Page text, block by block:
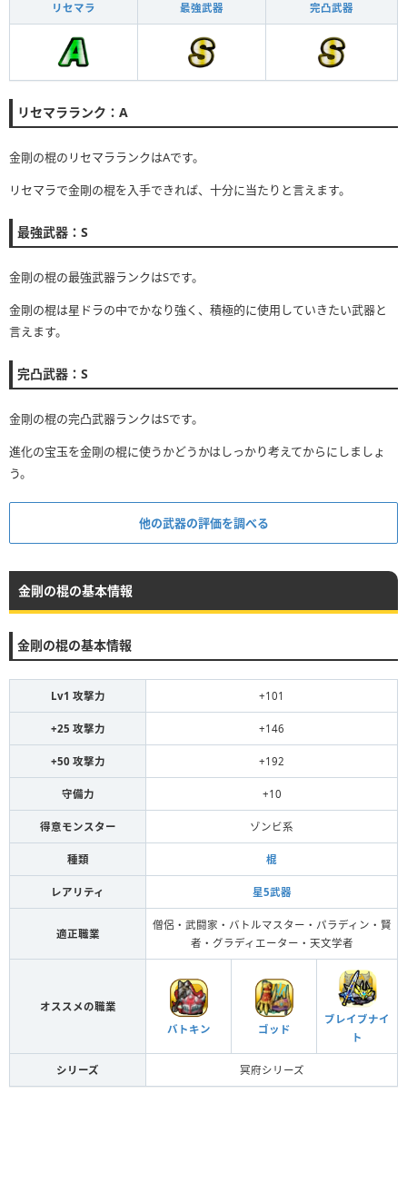
リセマラ 最強武器 完凸武器
リセマラランク：A
金剛の棍のリセマラランクはAです。
リセマラで金剛の棍を入手できれば、十分に当たりと言えます。
最強武器：S
金剛の棍の最強武器ランクはSです。
金剛の棍は星ドラの中でかなり強く、積極的に使用していきたい武器と
言えます。
完凸武器：S
金剛の棍の完凸武器ランクはSです。
進化の宝玉を金剛の棍に使うかどうかはしっかり考えてからにしましょ
う。
他の武器の評価を調べる
金剛の棍の基本情報
金剛の棍の基本情報
Lv1 攻撃力 +101
+25 攻撃力 +146
+50 攻撃力 +192
守備力 +10
得意モンスター ゾンビ系
種類 棍
レアリティ 星5武器
適正職業
僧侶・武闘家・バトルマスター・パラディン・賢
者・グラディエーター・天文学者
オススメの職業
バトキン
ゴッド
ブレイブナイ
ト
シリーズ 冥府シリーズ